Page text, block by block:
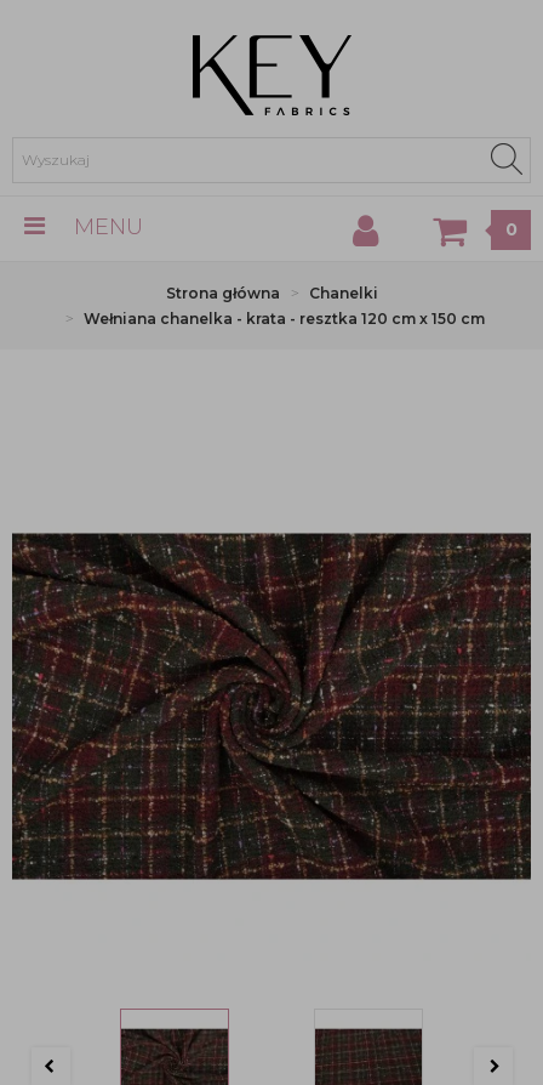
MENU 0
Strona główna
Chanelki
Wełniana chanelka - krata - resztka 120 cm x 150 cm